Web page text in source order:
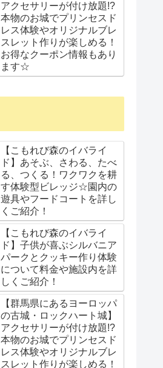
アクセサリーが付け放題!?
本物のお城でプリンセスド
レス体験やオリジナルブレ
スレット作りが楽しめる！
お得なクーポン情報もあり
ます☆
【こもれび森のイバライ
ド】あそぶ、さわる、たべ
る、つくる！ワクワクを耕
す体験型ビレッジ☆園内の
遊具やフードコートを詳し
くご紹介！
【こもれび森のイバライ
ド】子供が喜ぶシルバニア
パークとクッキー作り体験
について料金や施設内を詳
しくご紹介！
【群馬県にあるヨーロッパ
の古城・ロックハート城】
アクセサリーが付け放題!?
本物のお城でプリンセスド
レス体験やオリジナルブレ
スレット作りが楽しめる！